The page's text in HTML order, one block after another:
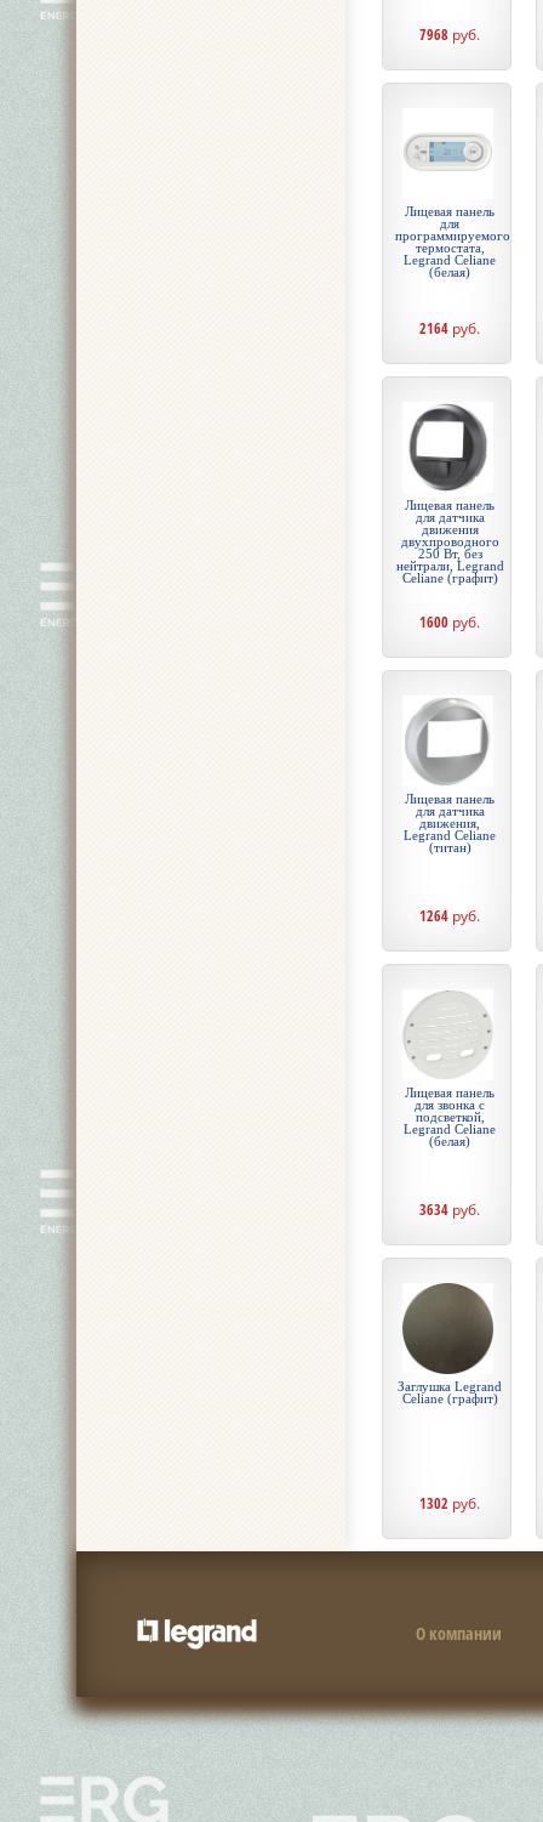
7968 руб.
Лицевая панель
для
программируемого
термостата,
Legrand Celiane
(белая)
2164 руб.
Лицевая панель
для датчика
движения
двухпроводного
250 Вт, без
нейтрали, Legrand
Celiane (графит)
1600 руб.
Лицевая панель
для датчика
движения,
Legrand Celiane
(титан)
1264 руб.
Лицевая панель
для звонка с
подсветкой,
Legrand Celiane
(белая)
3634 руб.
Заглушка Legrand
Celiane (графит)
1302 руб.
О компании